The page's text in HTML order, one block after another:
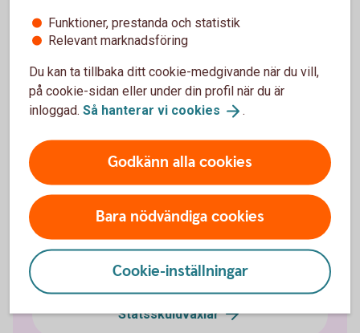
Ränteplaceringar
Bostadsobligationer
Realobligationer
Ränteterminer
Statsskuldväxlar
Funktioner, prestanda och statistik
Relevant marknadsföring
Du kan ta tillbaka ditt cookie-medgivande när du vill,
på cookie-sidan eller under din profil när du är
inloggad. Så hanterar vi cookies .
Godkänn alla cookies
Bara nödvändiga cookies
Cookie-inställningar